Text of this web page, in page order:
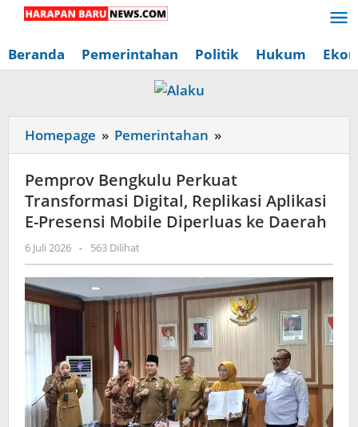
Lewati
konten
Beranda Pemerintahan Politik Hukum
Homepage » Pemerintahan »
Bengkulu
Perkuat
Transformasi
Digital,
E-
Presensi
Mobile
Diperluas
Daerah
Pemprov Bengkulu Perkuat
Transformasi Digital, Replikasi Aplikasi
E-Presensi Mobile Diperluas ke Daerah
6 Juli 2026 oleh
Redaksi
Harapan
Baru
News
- 563 Dilihat